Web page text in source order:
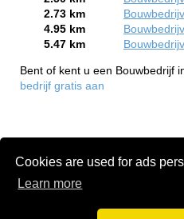
Cookies are used for ads
Learn more
2.73 km
4.95 km
5.47 km
Bent of kent u een Bouwbedrijf
bedrijf gratis aan
Links
Gratis Verbouw & renovatie